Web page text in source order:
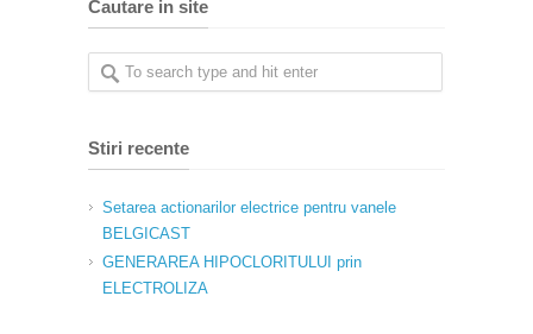
Cautare in site
Stiri recente
Setarea actionarilor electrice pentru vanele
BELGICAST
GENERAREA HIPOCLORITULUI prin
ELECTROLIZA